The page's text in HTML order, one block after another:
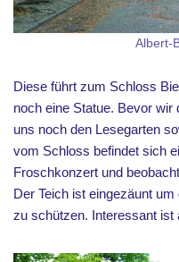
Albert-
Diese führt zum Schloss
noch eine Statue. Bevor
uns noch den Lesegarten
vom Schloss befindet sich
Froschkonzert und
Der Teich ist eingezäunt
zu schützen. Interessant ist